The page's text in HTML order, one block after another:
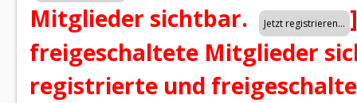
Mitglieder sichtbar.
]
freigeschaltete Mitglieder
registrierte und